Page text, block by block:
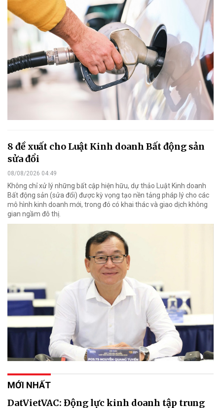
8 đề xuất cho Luật Kinh doanh Bất động sản
sửa đổi
08/08/2026 04:49
Không chỉ xử lý những bất cập hiện hữu, dự thảo Luật Kinh doanh
Bất động sản (sửa đổi) được kỳ vọng tạo nền tảng pháp lý cho các
mô hình kinh doanh mới, trong đó có khai thác và giao dịch không
gian ngầm đô thị.
MỚI NHẤT
DatVietVAC: Động lực kinh doanh tập trung